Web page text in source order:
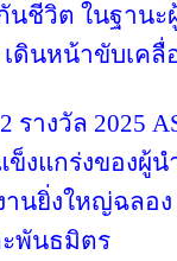
นชีวิต ในฐาน
ดินหน้าขับเคลื่
างวัล 2025
ข็งแกร่งของผู้
นยิ่งใหญ่ฉลอ
พันธมิตร